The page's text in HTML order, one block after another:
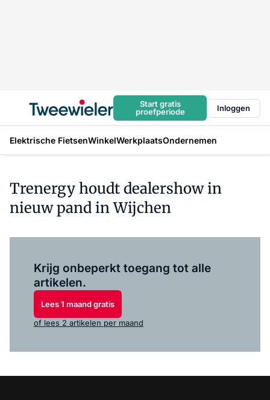
Start gratis
proefperiode
Inloggen
Elektrische FietsenWinkelWerkplaatsOndernemen
Trenergy houdt dealershow in
nieuw pand in Wijchen
Krijg onbeperkt toegang tot alle
artikelen.
Lees 1 maand gratis
of lees 2 artikelen per maand